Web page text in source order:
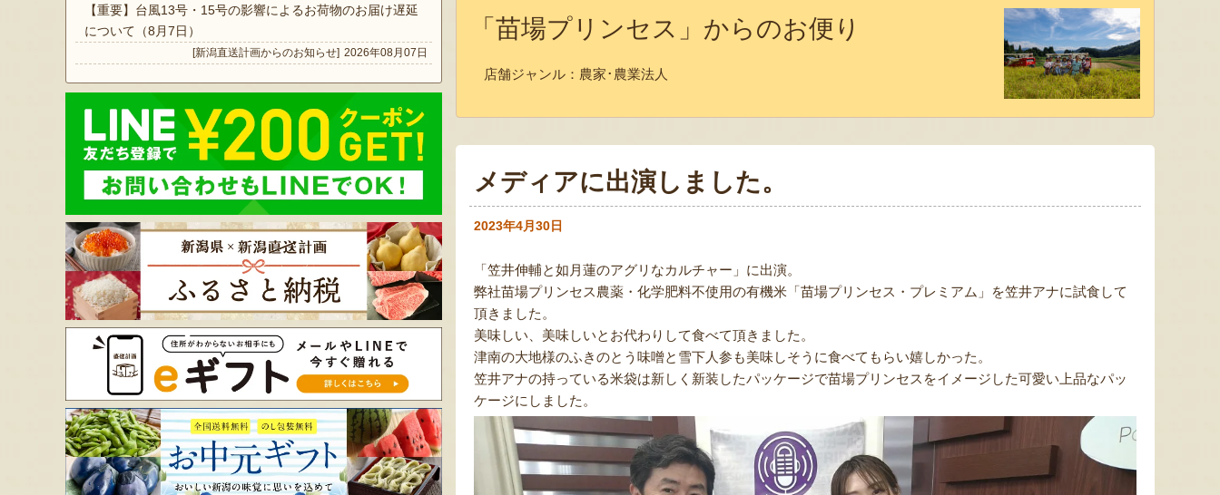
【重要】台風13号・15号の影響によるお荷物のお届け遅延
について（8月7日）
[新潟直送計画からのお知らせ] 2026年08月07日
「苗場プリンセス」からのお便り
店舗ジャンル： 農家･農業法人
メディアに出演しました。
2023年4月30日
「笠井伸輔と如月蓮のアグリなカルチャー」に出演。
弊社苗場プリンセス農薬・化学肥料不使用の有機米「苗場プリンセス・プレミアム」を笠井アナに試食して
頂きました。
美味しい、美味しいとお代わりして食べて頂きました。
津南の大地様のふきのとう味噌と雪下人参も美味しそうに食べてもらい嬉しかった。
笠井アナの持っている米袋は新しく新装したパッケージで苗場プリンセスをイメージした可愛い上品なパッ
ケージにしました。